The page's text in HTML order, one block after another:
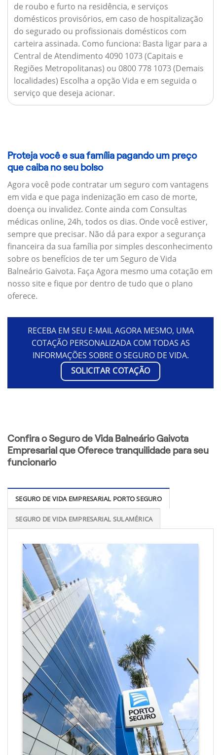
de roubo e furto na residência, e serviços
domésticos provisórios, em caso de hospitalização
do segurado ou profissionais domésticos com
carteira assinada. Como funciona: Basta ligar para a
Central de Atendimento 4090 1073 (Capitais e
Regiões Metropolitanas) ou 0800 778 1073 (Demais
localidades) Escolha a opção Vida e em seguida o
serviço que deseja acionar.
Proteja você e sua família pagando um preço
que caiba no seu bolso
Agora você pode contratar um seguro com vantagens
em vida e que paga indenização em caso de morte,
doença ou invalidez. Conte ainda com Consultas
médicas online, 24h, todos os dias. Onde você estiver,
sempre que precisar. Não dá para expor a segurança
financeira da sua família por simples desconhecimento
sobre os benefícios de ter um Seguro de Vida
Balneário Gaivota. Faça Agora mesmo uma cotação em
nosso site e fique por dentro de tudo que o plano
oferece.
RECEBA EM SEU E-MAIL AGORA MESMO, UMA
COTAÇÃO PERSONALIZADA COM TODAS AS
INFORMAÇÕES SOBRE O SEGURO DE VIDA.
SOLICITAR COTAÇÃO
Confira o Seguro de Vida Balneário Gaivota
Empresarial que Oferece tranquilidade para seu
funcionario
SEGURO DE VIDA EMPRESARIAL PORTO SEGURO
SEGURO DE VIDA EMPRESARIAL SULAMÉRICA